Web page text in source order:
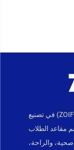
تتخصص شركة تشجيانغ تشنغيي للأثاث (ZOIFUN) في تصنيع
مقاعد الطلاب
والراحة،